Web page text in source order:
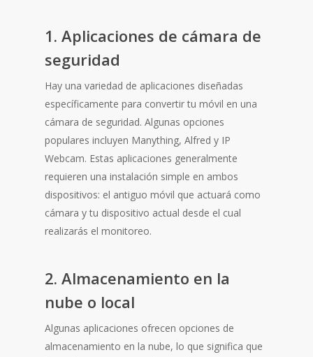
1. Aplicaciones de cámara de
seguridad
Hay una variedad de aplicaciones diseñadas
específicamente para convertir tu móvil en una
cámara de seguridad. Algunas opciones
populares incluyen Manything, Alfred y IP
Webcam. Estas aplicaciones generalmente
requieren una instalación simple en ambos
dispositivos: el antiguo móvil que actuará como
cámara y tu dispositivo actual desde el cual
realizarás el monitoreo.
2. Almacenamiento en la
nube o local
Algunas aplicaciones ofrecen opciones de
almacenamiento en la nube, lo que significa que